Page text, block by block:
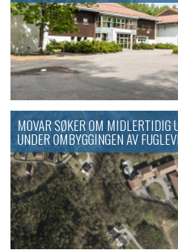
MOVAR SØKER OM MIDLERTIDIG
UNDER OMBYGGINGEN AV